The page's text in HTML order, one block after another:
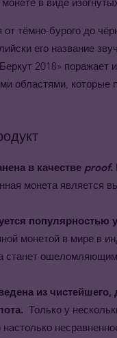
тёмно-бурого до
его название
2018»
областями, которые
в качестве proof.
монета является
популярностью
монетой в мире в
станет
из чистейшего,
Только у